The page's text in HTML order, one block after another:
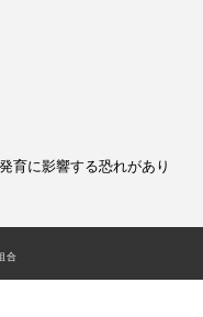
育に影響する恐れがあり
合